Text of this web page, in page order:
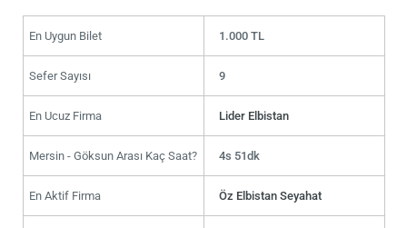
En Uygun Bilet 1.000 TL
Sefer Sayısı 9
En Ucuz Firma Lider Elbistan
Mersin - Göksun Arası Kaç Saat? 4s 51dk
En Aktif Firma Öz Elbistan Seyahat